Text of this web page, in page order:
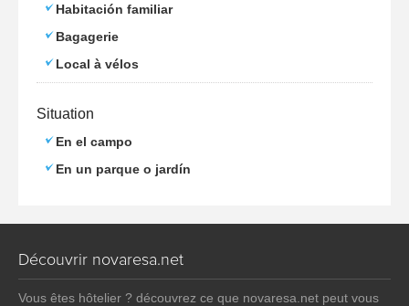
Habitación familiar
Bagagerie
Local à vélos
Situation
En el campo
En un parque o jardín
Découvrir novaresa.net
Vous êtes hôtelier ? découvrez ce que novaresa.net peut vous